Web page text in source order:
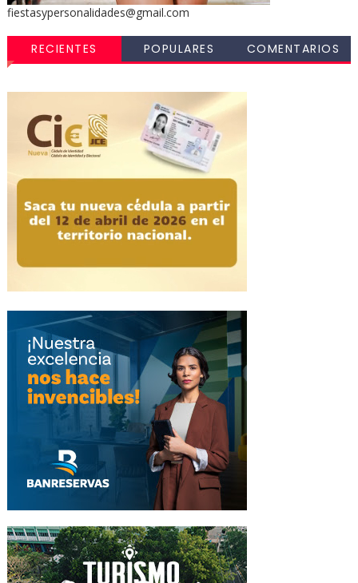
fiestasypersonalidades@gmail.com
RECIENTES POPULARES COMENTARIOS